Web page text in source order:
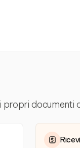
documenti